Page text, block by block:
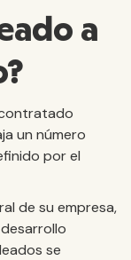
a
un número
por el
de su empresa,
se